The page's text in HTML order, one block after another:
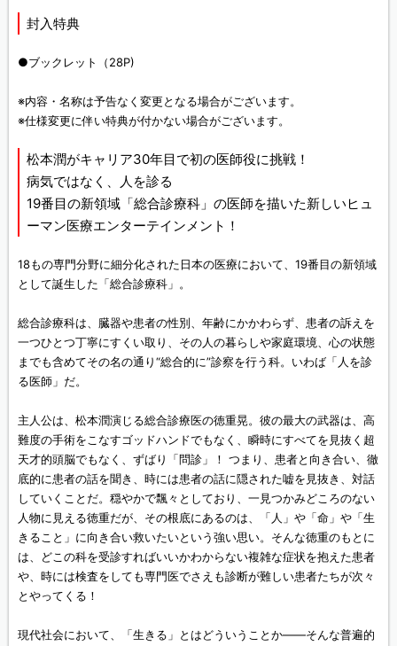
封入特典
●ブックレット（28P)
※内容・名称は予告なく変更となる場合がございます。
※仕様変更に伴い特典が付かない場合がございます。
松本潤がキャリア30年目で初の医師役に挑戦！
病気ではなく、人を診る
19番目の新領域「総合診療科」の医師を描いた新しいヒュ
ーマン医療エンターテインメント！
18もの専門分野に細分化された日本の医療において、19番目の新領域
として誕生した「総合診療科」。
総合診療科は、臓器や患者の性別、年齢にかかわらず、患者の訴えを
一つひとつ丁寧にすくい取り、その人の暮らしや家庭環境、心の状態
までも含めてその名の通り“総合的に”診察を行う科。いわば「人を診
る医師」だ。
主人公は、松本潤演じる総合診療医の徳重晃。彼の最大の武器は、高
難度の手術をこなすゴッドハンドでもなく、瞬時にすべてを見抜く超
天才的頭脳でもなく、ずばり「問診」！ つまり、患者と向き合い、徹
底的に患者の話を聞き、時には患者の話に隠された嘘を見抜き、対話
していくことだ。穏やかで飄々としており、一見つかみどころのない
人物に見える徳重だが、その根底にあるのは、「人」や「命」や「生
きること」に向き合い救いたいという強い思い。そんな徳重のもとに
は、どこの科を受診すればいいかわからない複雑な症状を抱えた患者
や、時には検査をしても専門医でさえも診断が難しい患者たちが次々
とやってくる！
現代社会において、「生きる」とはどういうことか――そんな普遍的